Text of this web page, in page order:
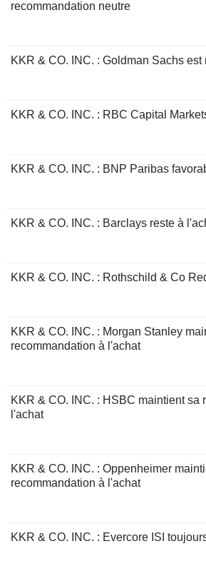
recommandation neutre
KKR & CO. INC. : Goldman Sachs est
KKR & CO. INC. : RBC Capital
KKR & CO. INC. : BNP Paribas
KKR & CO. INC. : Barclays reste à
KKR & CO. INC. : Rothschild & Co
KKR & CO. INC. : Morgan Stanley
recommandation à l'achat
KKR & CO. INC. : HSBC maintient sa
l'achat
KKR & CO. INC. : Oppenheimer
recommandation à l'achat
KKR & CO. INC. : Evercore ISI